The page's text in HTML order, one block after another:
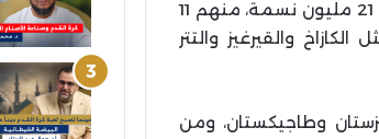
يبلغ عدد سكان إقليم تركستان الشرقية بحسب أرقام الحكومة الصينية حوالي 21 مليون نسمة، منهم 11
والقيرغيز والتتر
وطاجيكستان، ومن